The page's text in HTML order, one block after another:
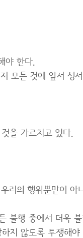
야 한다.
모든 것에 앞서 성
을 가르치고 있다.
리의 행위뿐만이 아
불행 중에서 더욱
지 않도록 투쟁해야